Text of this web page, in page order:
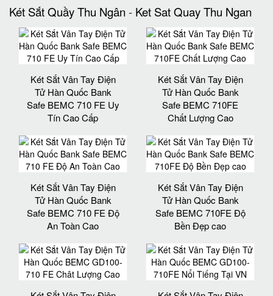
Két Sắt Quầy Thu Ngân - Ket Sat Quay Thu Ngan
Két Sắt Vân Tay Điện
Tử Hàn Quốc Bank
Safe BEMC 710 FE Uy
Tín Cao Cấp
Két Sắt Vân Tay Điện
Tử Hàn Quốc Bank
Safe BEMC 710FE
Chất Lượng Cao
Két Sắt Vân Tay Điện
Tử Hàn Quốc Bank
Safe BEMC 710 FE Độ
An Toàn Cao
Két Sắt Vân Tay Điện
Tử Hàn Quốc Bank
Safe BEMC 710FE Độ
Bền Đẹp cao